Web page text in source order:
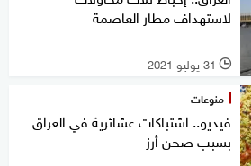
لاستهداف مطار العاصمة
l 31 يوليو 2021
منوعات
فيديو.. اشتباكات عشائرية في العراق
بسبب صحن أرز